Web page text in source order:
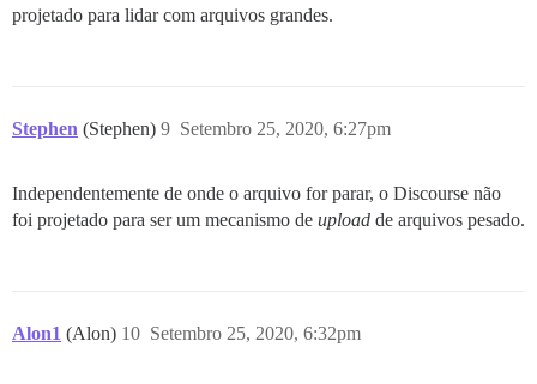
projetado para lidar com arquivos grandes.
Stephen (Stephen) Setembro 25, 2020, 6:27pm
9
Independentemente de onde o arquivo for parar, o Discourse não
foi projetado para ser um mecanismo de upload de arquivos pesado.
Alon1 (Alon) Setembro 25, 2020, 6:32pm
10